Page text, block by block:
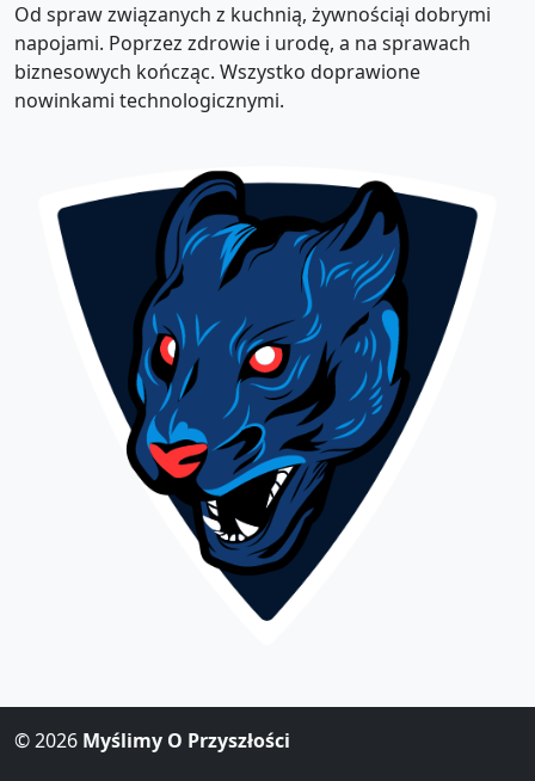
Od spraw związanych z kuchnią, żywnościąi dobrymi
napojami. Poprzez zdrowie i urodę, a na sprawach
biznesowych kończąc. Wszystko doprawione
nowinkami technologicznymi.
© 2026 Myślimy O Przyszłości